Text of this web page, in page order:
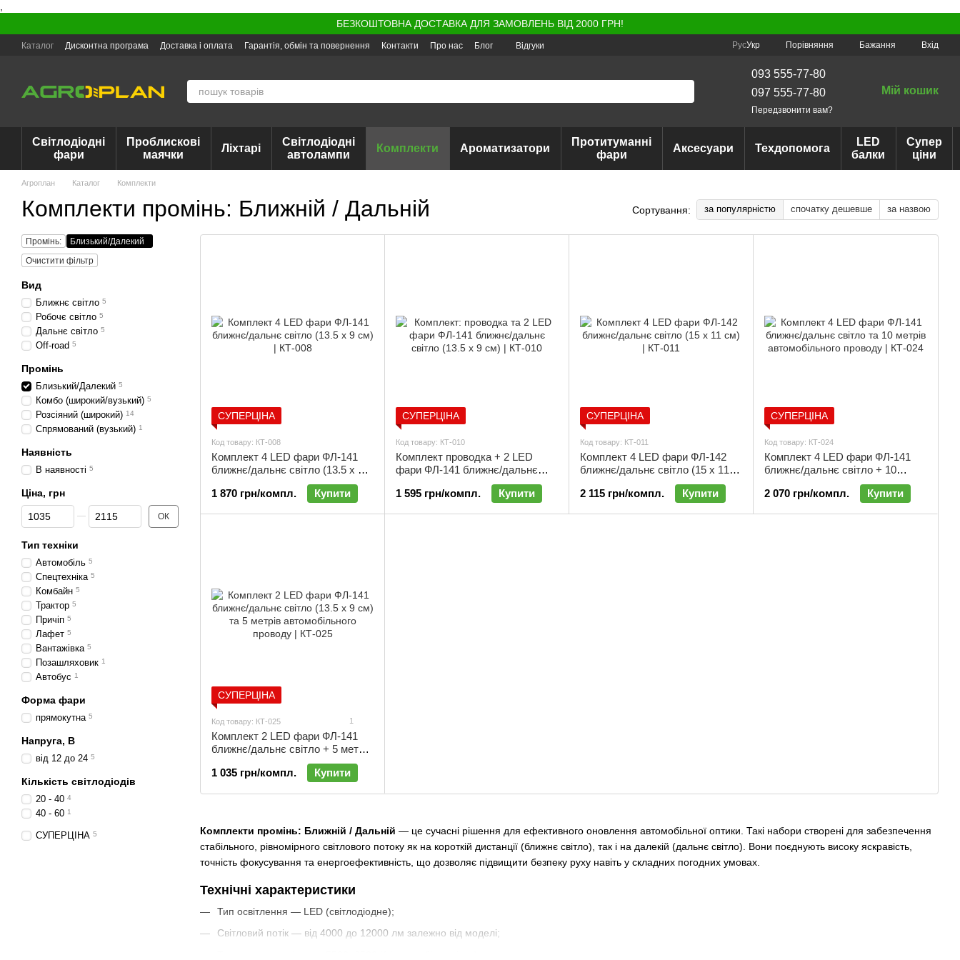
БЕЗКОШТОВНА ДОСТАВКА ДЛЯ ЗАМОВЛЕНЬ ВІД 2000 ГРН!
Каталог Дисконтна програма Доставка і оплата Гарантія, обмін та повернення Контакти Про нас Блог Відгуки РусУкр Порівняння Бажання Вхід
093 555-77-80
097 555-77-80
Передзвонити вам?
Мій кошик
Світлодіодні
фари
Проблискові
маячки
Ліхтарі
Світлодіодні
автолампи
Комплекти Ароматизатори
Протитуманні
фари
Аксесуари Техдопомога
LED
балки
Супер
ціни
Агроплан Каталог Комплекти
Комплекти промінь: Ближній / Дальній Сортування: за популярністю спочатку дешевше за назвою
Комплекти промінь: Ближній / Дальній — це сучасні рішення для ефективного оновлення автомобільної оптики. Такі набори створені для забезпечення
стабільного, рівномірного світлового потоку як на короткій дистанції (ближнє світло), так і на далекій (дальнє світло). Вони поєднують високу яскравість,
точність фокусування та енергоефективність, що дозволяє підвищити безпеку руху навіть у складних погодних умовах.
Технічні характеристики
Тип освітлення — LED (світлодіодне);
Світловий потік — від 4000 до 12000 лм залежно від моделі;
СУПЕРЦІНА
Код товару: КТ-008
Комплект 4 LED фари ФЛ-141
ближнє/дальнє світло (13.5 х 9
1 870 грн/компл.
Купити
СУПЕРЦІНА
Код товару: КТ-010
Комплект проводка + 2 LED
фари ФЛ-141 ближнє/дальнє
світло (13.5 х 9 см) | КТ-010
1 595 грн/компл.
Купити
СУПЕРЦІНА
Код товару: КТ-011
Комплект 4 LED фари ФЛ-142
ближнє/дальнє світло (15 х 11
2 115 грн/компл.
Купити
СУПЕРЦІНА
Код товару: КТ-024
Комплект 4 LED фари ФЛ-141
ближнє/дальнє світло + 10
метрів провід автомобільний |
КТ-024
2 070 грн/компл. Купити
СУПЕРЦІНА
Код товару: КТ-025 1
Комплект 2 LED фари ФЛ-141
ближнє/дальнє світло + 5 метрів
провід автомобільний | КТ-025
1 035 грн/компл.
Купити
Промінь:
Близький/Далекий
Очистити фільтр
Вид
Ближнє світло 5
Робочє світло 5
Дальнє світло 5
Off-road 5
Промінь
Близький/Далекий 5
Комбо (широкий/вузький) 5
Розсіяний (широкий) 14
Спрямований (вузький) 1
Наявність
В наявності 5
Ціна, грн
Від Ціна, грн
До Ціна, грн ОК
Тип техніки
Автомобіль 5
Спецтехніка 5
Комбайн 5
Трактор 5
Причіп 5
Лафет 5
Вантажівка 5
Позашляховик 1
Автобус 1
Форма фари
прямокутна 5
Напруга, В
від 12 до 24 5
Кількість світлодіодів
20 - 40 4
40 - 60 1
СУПЕРЦІНА 5